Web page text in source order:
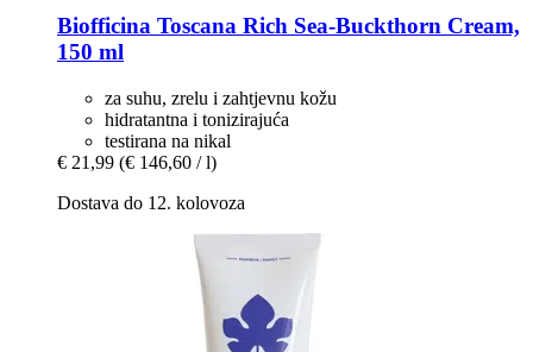
Biofficina Toscana Rich Sea-​Buckthorn Cream,
150 ml
za suhu, zrelu i zahtjevnu kožu
hidratantna i tonizirajuća
testirana na nikal
€ 21,99 (€ 146,60 / l)
Dostava do 12. kolovoza